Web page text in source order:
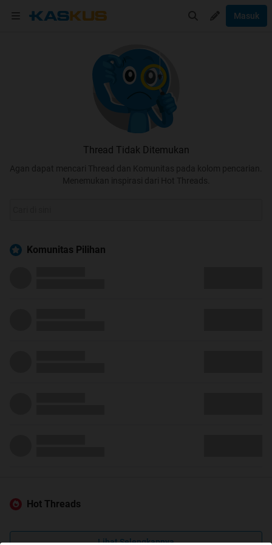
Masuk
Thread Tidak Ditemukan
Agan dapat mencari Thread dan Komunitas pada kolom pencarian.
Menemukan inspirasi dari Hot Threads.
Komunitas Pilihan
Hot Threads
Lihat Selengkapnya